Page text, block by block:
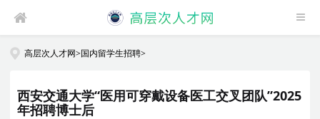
高层次人才网>国内留学生招聘>
西安交通大学“医用可穿戴设备医工交叉团队”2025
年招聘博士后